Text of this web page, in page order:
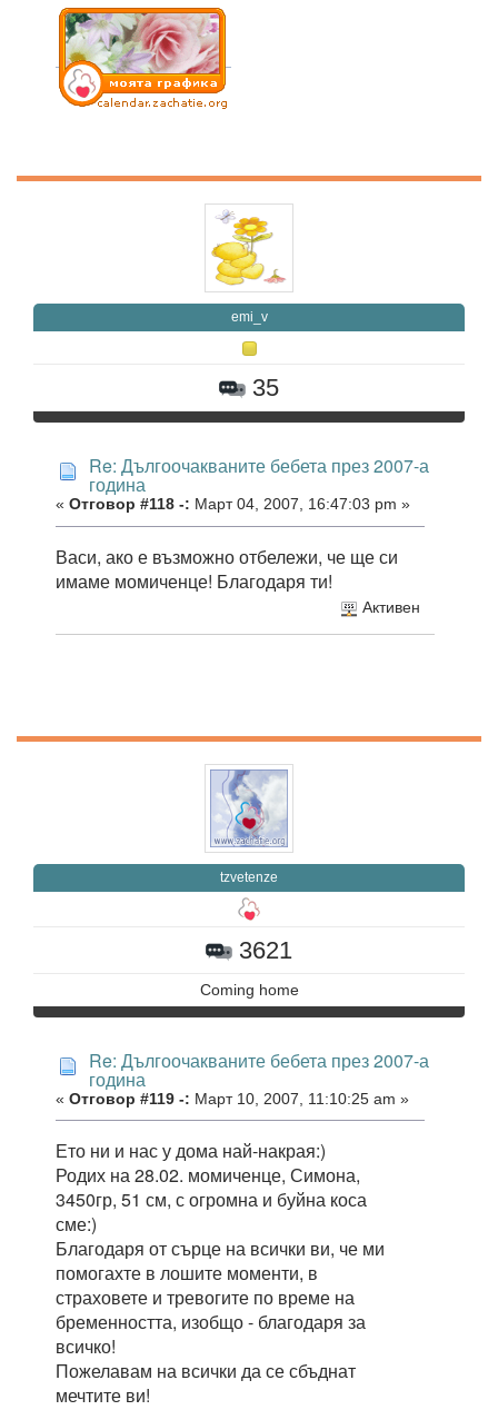
emi_v
35
Re: Дългоочакваните бебета през 2007-а
година
« Отговор #118 -: Март 04, 2007, 16:47:03 pm »
Васи, ако е възможно отбележи, че ще си
имаме момиченце! Благодаря ти!
Активен
tzvetenze
3621
Coming home
Re: Дългоочакваните бебета през 2007-а
година
« Отговор #119 -: Март 10, 2007, 11:10:25 am »
Ето ни и нас у дома най-накрая:)
Родих на 28.02. момиченце, Симона,
3450гр, 51 см, с огромна и буйна коса
сме:)
Благодаря от сърце на всички ви, че ми
помогахте в лошите моменти, в
страховете и тревогите по време на
бременността, изобщо - благодаря за
всичко!
Пожелавам на всички да се сбъднат
мечтите ви!